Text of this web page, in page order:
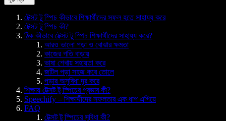
টেক্সট টু স্পিচ কীভাবে শিক্ষার্থীদের সফল হতে সাহায্য করে
টেক্সট টু স্পিচ কী?
ঠিক কীভাবে টেক্সট টু স্পিচ শিক্ষার্থীদের সাহায্য করে?
আরও ভালো পড়া ও বোঝার ক্ষমতা
কাজের গতি বাড়ায়
ভাষা শেখায় সহায়তা করে
জটিল পড়া সহজ করে তোলে
পড়ার অসুবিধা দূর করে
শিক্ষায় টেক্সট টু স্পিচের প্রভাব কী?
Speechify – শিক্ষার্থীদের সফলতার এক ধাপ এগিয়ে
FAQ
টেক্সট টু স্পিচের সুবিধা কী?